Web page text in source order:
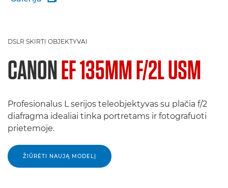
DSLR SKIRTI OBJEKTYVAI
CANONEF 135MM F/2L USM
Profesionalus L serijos teleobjektyvas su plačia f/2
diafragma idealiai tinka portretams ir fotografuoti
prietemoje.
ŽIŪRĖTI NAUJĄ MODELĮ